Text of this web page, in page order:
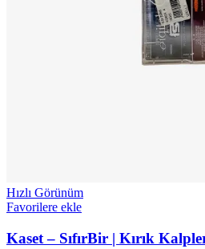
Hızlı Görünüm
Favorilere ekle
Kaset – SıfırBir | Kırık